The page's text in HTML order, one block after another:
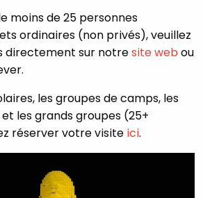
moins de 25 personnes
ordinaires (non privés), veuillez
directement sur notresite webou
les groupes de camps, les
les grands groupes (25+
réserver votre visite ici.